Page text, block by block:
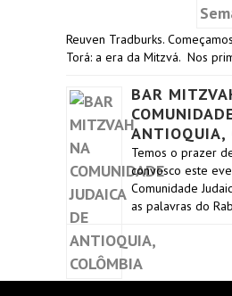
Reuven Tradburks.
Torá: a era da Mitzvá. Nos
BAR
ANTIOQUIA,
Temos o prazer
convosco este
Comunidade
as palavras do